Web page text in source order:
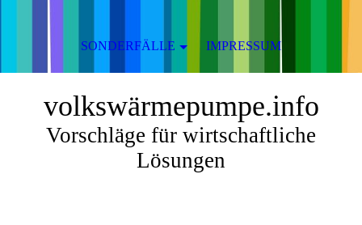
volkswärmepumpe.info
Vorschläge für wirtschaftliche
Lösungen
SONDERFÄLLE IMPRESSUM